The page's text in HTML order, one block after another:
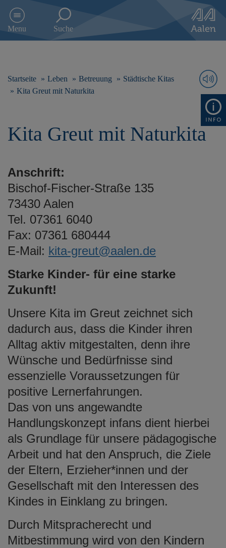
e
Menu Suche
Startseite Leben Betreuung
Städtische Kitas
Kita Greut mit Naturkita
Kita Greut mit Naturkita
Anschrift:
Bischof-Fischer-Straße 135
73430 Aalen
Tel. 07361 6040
Fax: 07361 680444
E-Mail: kita-greut@aalen.de
Starke Kinder- für eine starke
Zukunft!
Unsere Kita im Greut zeichnet sich
dadurch aus, dass die Kinder ihren
Alltag aktiv mitgestalten, denn ihre
Wünsche und Bedürfnisse sind
essenzielle Voraussetzungen für
positive Lernerfahrungen.
Das von uns angewandte
Handlungskonzept infans dient hierbei
als Grundlage für unsere pädagogische
Arbeit und hat den Anspruch, die Ziele
der Eltern, Erzieher*innen und der
Gesellschaft mit den Interessen des
Kindes in Einklang zu bringen.
Durch Mitspracherecht und
Mitbestimmung wird von den Kindern